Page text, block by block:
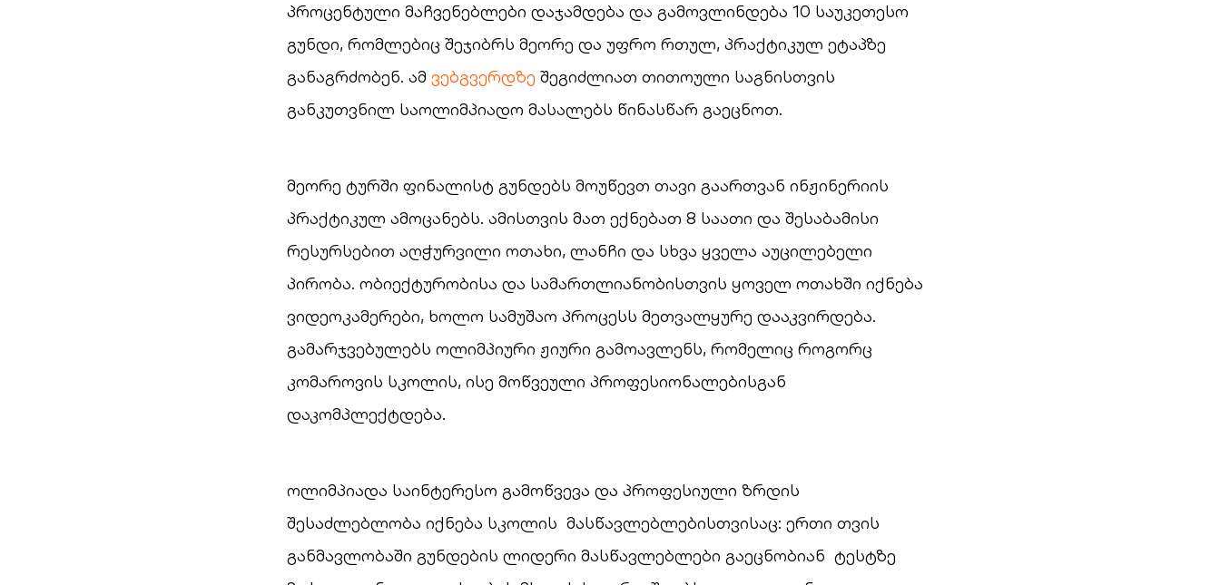
პროცენტული მაჩვენებლები დაჯამდება და გამოვლინდება 10 საუკეთესო
გუნდი, რომლებიც შეჯიბრს მეორე და უფრო რთულ, პრაქტიკულ ეტაპზე
განაგრძობენ. ამ ვებგვერდზე შეგიძლიათ თითოული საგნისთვის
განკუთვნილ საოლიმპიადო მასალებს წინასწარ გაეცნოთ.
მეორე ტურში ფინალისტ გუნდებს მოუწევთ თავი გაართვან ინჟინერიის
პრაქტიკულ ამოცანებს. ამისთვის მათ ექნებათ 8 საათი და შესაბამისი
რესურსებით აღჭურვილი ოთახი, ლანჩი და სხვა ყველა აუცილებელი
პირობა. ობიექტურობისა და სამართლიანობისთვის ყოველ ოთახში იქნება
ვიდეოკამერები, ხოლო სამუშაო პროცესს მეთვალყურე დააკვირდება.
გამარჯვებულებს ოლიმპიური ჟიური გამოავლენს, რომელიც როგორც
კომაროვის სკოლის, ისე მოწვეული პროფესიონალებისგან
დაკომპლექტდება.
ოლიმპიადა საინტერესო გამოწვევა და პროფესიული ზრდის
შესაძლებლობა იქნება სკოლის მასწავლებლებისთვისაც: ერთი თვის
განმავლობაში გუნდების ლიდერი მასწავლებლები გაეცნობიან ტესტზე